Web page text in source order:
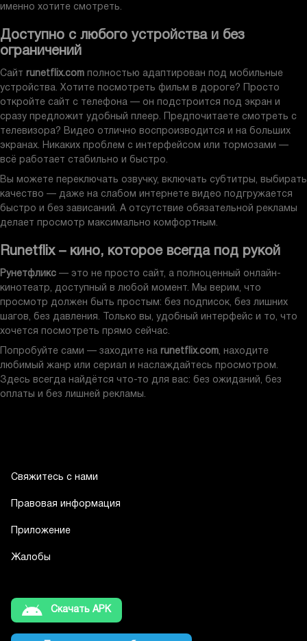
ограничений
Сайтrunetflix.com
устройства. Хотите посмотреть фильм в дороге? Просто
откройте сайт с телефона — он подстроится под экран и
сразу предложит удобный плеер. Предпочитаете смотреть с
телевизора? Видео отлично воспроизводится и на больших
экранах. Никаких проблем с интерфейсом или тормозами —
всё работает стабильно и быстро.
Вы можете переключать озвучку, включать субтитры, выбирать
качество — даже на слабом интернете видео подгружается
быстро и без зависаний. А отсутствие обязательной рекламы
делает просмотр максимально комфортным.
Рунетфликс — это не просто сайт, а полноценный онлайн-
кинотеатр, доступный в любой момент. Мы верим, что
просмотр должен быть простым: без подписок, без лишних
шагов, без давления. Только вы, удобный интерфейс и то, что
хочется посмотреть прямо сейчас.
Попробуйте сами — заходите наrunetflix.com
любимый жанр или сериал и наслаждайтесь просмотром.
Здесь всегда найдётся что-то для вас: без ожиданий, без
оплаты и без лишней рекламы.